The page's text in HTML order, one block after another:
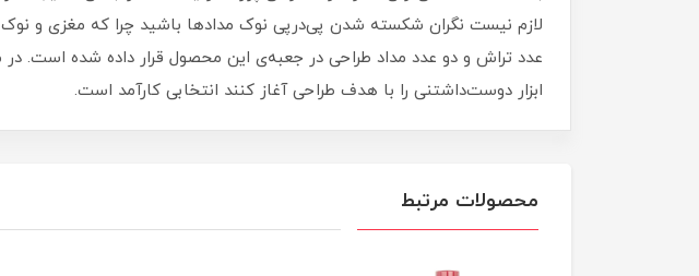
ابزار دوست‌داشتنی را با هدف طراحی آغاز کنند انتخابی کارآمد است.
محصولات مرتبط